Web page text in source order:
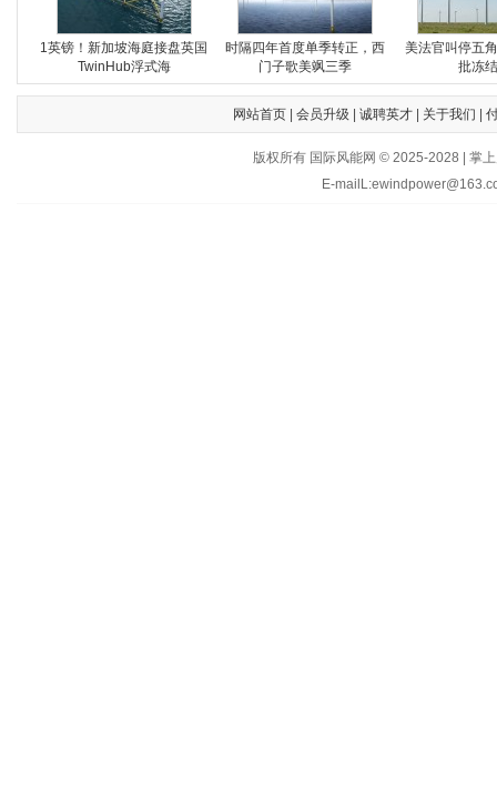
1英镑！新加坡海庭接盘英国
TwinHub浮式海
时隔四年首度单季转正，西
门子歌美飒三季
美法官叫停五
批冻
网站首页| 会员升级 诚聘英才| 关于我们
版权所有 国际风能网 © 2025-2028 | 掌
E-